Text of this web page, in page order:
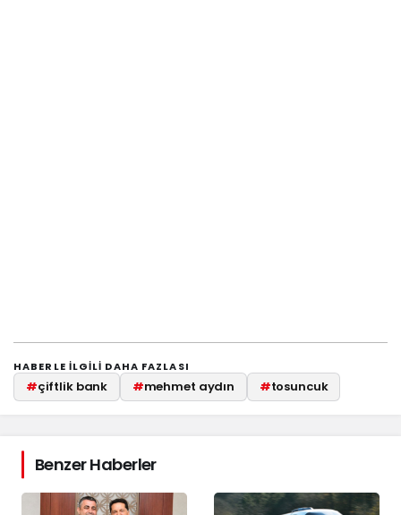
HABERLE ILGILI DAHA FAZLASI
#çiftlik bank #mehmet aydın #tosuncuk
Benzer Haberler